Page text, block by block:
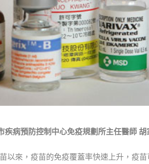
疾病預防控制中心免疫規劃所主任醫師 胡
以來，疫苗的免疫覆蓋率快速上升，疫